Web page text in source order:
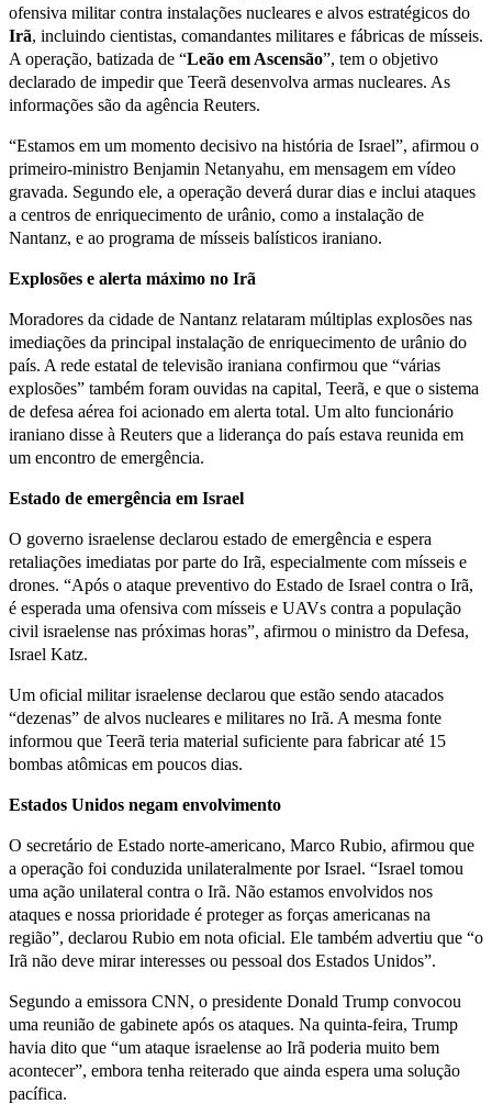
ofensiva militar contra instalações nucleares e alvos estratégicos do
Irã, incluindo cientistas, comandantes militares e fábricas de mísseis.
A operação, batizada de “Leão em Ascensão”, tem o objetivo
declarado de impedir que Teerã desenvolva armas nucleares. As
informações são da agência Reuters.
“Estamos em um momento decisivo na história de Israel”, afirmou o
primeiro-ministro Benjamin Netanyahu, em mensagem em vídeo
gravada. Segundo ele, a operação deverá durar dias e inclui ataques
a centros de enriquecimento de urânio, como a instalação de
Nantanz, e ao programa de mísseis balísticos iraniano.
Explosões e alerta máximo no Irã
Moradores da cidade de Nantanz relataram múltiplas explosões nas
imediações da principal instalação de enriquecimento de urânio do
país. A rede estatal de televisão iraniana confirmou que “várias
explosões” também foram ouvidas na capital, Teerã, e que o sistema
de defesa aérea foi acionado em alerta total. Um alto funcionário
iraniano disse à Reuters que a liderança do país estava reunida em
um encontro de emergência.
Estado de emergência em Israel
O governo israelense declarou estado de emergência e espera
retaliações imediatas por parte do Irã, especialmente com mísseis e
drones. “Após o ataque preventivo do Estado de Israel contra o Irã,
é esperada uma ofensiva com mísseis e UAVs contra a população
civil israelense nas próximas horas”, afirmou o ministro da Defesa,
Israel Katz.
Um oficial militar israelense declarou que estão sendo atacados
“dezenas” de alvos nucleares e militares no Irã. A mesma fonte
informou que Teerã teria material suficiente para fabricar até 15
bombas atômicas em poucos dias.
Estados Unidos negam envolvimento
O secretário de Estado norte-americano, Marco Rubio, afirmou que
a operação foi conduzida unilateralmente por Israel. “Israel tomou
uma ação unilateral contra o Irã. Não estamos envolvidos nos
ataques e nossa prioridade é proteger as forças americanas na
região”, declarou Rubio em nota oficial. Ele também advertiu que “o
Irã não deve mirar interesses ou pessoal dos Estados Unidos”.
Segundo a emissora CNN, o presidente Donald Trump convocou
uma reunião de gabinete após os ataques. Na quinta-feira, Trump
havia dito que “um ataque israelense ao Irã poderia muito bem
acontecer”, embora tenha reiterado que ainda espera uma solução
pacífica.